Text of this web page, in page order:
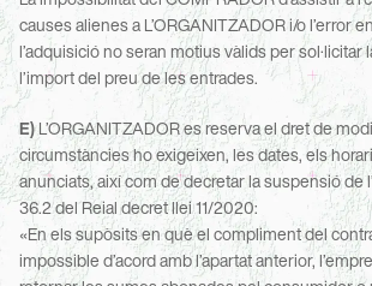
causes alienes a L’ORGANITZADOR i/o l’error
l’adquisició no seran motius vàlids per sol·licitar
l’import del preu de les entrades.
E) L’ORGANITZADOR es reserva el dret de
circumstàncies ho exigeixen, les dates, els
anunciats, així com de decretar la suspensió de
36.2 del Reial decret llei 11/2020:
«En els supòsits en què el compliment del
impossible d’acord amb l’apartat anterior,